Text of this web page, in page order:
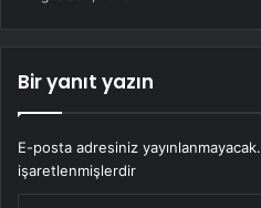
Bir yanıt yazın
E-posta adresiniz yayınlanmayacak.
işaretlenmişlerdir